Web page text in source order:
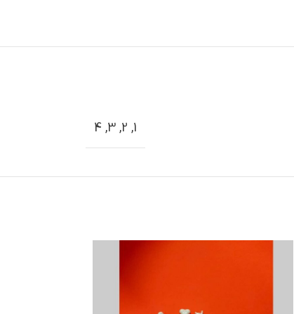
1
,
2
,
3
,
4